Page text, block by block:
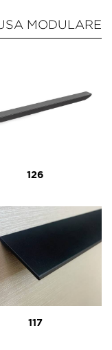
MODULARE
126
117